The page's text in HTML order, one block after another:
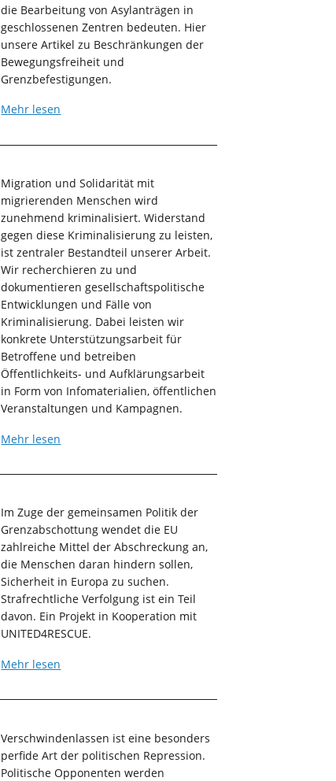
die Bearbeitung von Asylanträgen in
geschlossenen Zentren bedeuten. Hier
unsere Artikel zu Beschränkungen der
Bewegungsfreiheit und
Grenzbefestigungen.
Mehr lesen
Migration und Solidarität mit
migrierenden Menschen wird
zunehmend kriminalisiert. Widerstand
gegen diese Kriminalisierung zu leisten,
ist zentraler Bestandteil unserer Arbeit.
Wir recherchieren zu und
dokumentieren gesellschaftspolitische
Entwicklungen und Fälle von
Kriminalisierung. Dabei leisten wir
konkrete Unterstützungsarbeit für
Betroffene und betreiben
Öffentlichkeits- und Aufklärungsarbeit
in Form von Infomaterialien, öffentlichen
Veranstaltungen und Kampagnen.
Mehr lesen
Im Zuge der gemeinsamen Politik der
Grenzabschottung wendet die EU
zahlreiche Mittel der Abschreckung an,
die Menschen daran hindern sollen,
Sicherheit in Europa zu suchen.
Strafrechtliche Verfolgung ist ein Teil
davon. Ein Projekt in Kooperation mit
UNITED4RESCUE.
Mehr lesen
Verschwindenlassen ist eine besonders
perfide Art der politischen Repression.
Politische Opponenten werden